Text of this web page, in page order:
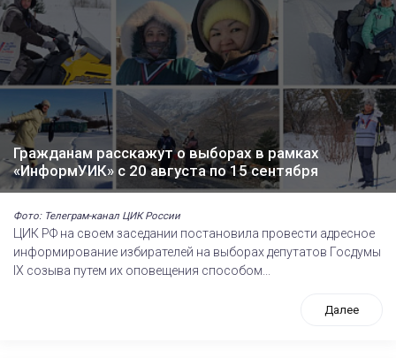
Гражданам расскажут о выборах в рамках
«ИнформУИК» с 20 августа по 15 сентября
Фото: Телеграм-канал ЦИК России
ЦИК РФ на своем заседании постановила провести адресное
информирование избирателей на выборах депутатов Госдумы
IХ созыва путем их оповещения способом...
Далее